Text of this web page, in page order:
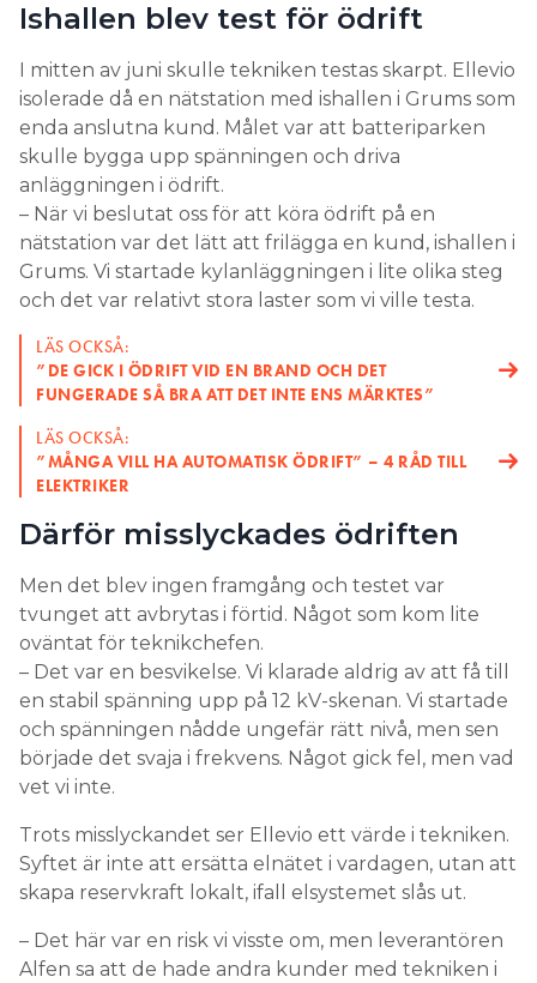
Ishallen blev test för ödrift
I mitten av juni skulle tekniken testas skarpt. Ellevio
isolerade då en nätstation med ishallen i Grums som
enda anslutna kund. Målet var att batteriparken
skulle bygga upp spänningen och driva
anläggningen i ödrift.
– När vi beslutat oss för att köra ödrift på en
nätstation var det lätt att frilägga en kund, ishallen i
Grums. Vi startade kylanläggningen i lite olika steg
och det var relativt stora laster som vi ville testa.
LÄS OCKSÅ:
”DE GICK I ÖDRIFT VID EN BRAND OCH DET
FUNGERADE SÅ BRA ATT DET INTE ENS MÄRKTES”
LÄS OCKSÅ:
”MÅNGA VILL HA AUTOMATISK ÖDRIFT” – 4 RÅD TILL
ELEKTRIKER
Därför misslyckades ödriften
Men det blev ingen framgång och testet var
tvunget att avbrytas i förtid. Något som kom lite
oväntat för teknikchefen.
– Det var en besvikelse. Vi klarade aldrig av att få till
en stabil spänning upp på 12 kV-skenan. Vi startade
och spänningen nådde ungefär rätt nivå, men sen
började det svaja i frekvens. Något gick fel, men vad
vet vi inte.
Trots misslyckandet ser Ellevio ett värde i tekniken.
Syftet är inte att ersätta elnätet i vardagen, utan att
skapa reservkraft lokalt, ifall elsystemet slås ut.
– Det här var en risk vi visste om, men leverantören
Alfen sa att de hade andra kunder med tekniken i